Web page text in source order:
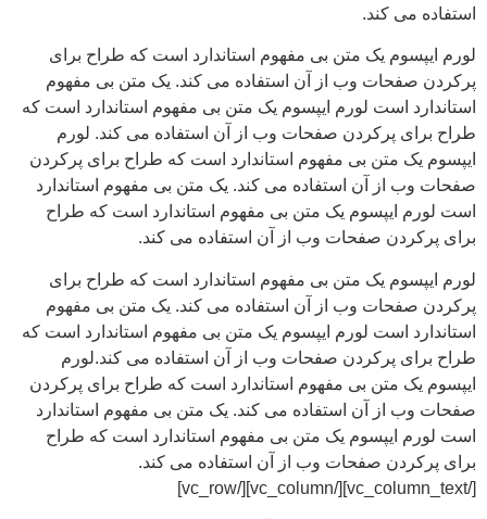
کند.
یک متن بی مفهوم استاندارد است که طراح برای
وب از آن استفاده می کند. یک متن بی مفهوم
لورم ایپسوم یک متن بی مفهوم استاندارد است که
صفحات وب از آن استفاده می کند. لورم
بی مفهوم استاندارد است که طراح برای پرکردن
آن استفاده می کند. یک متن بی مفهوم استاندارد
یک متن بی مفهوم استاندارد است که طراح
صفحات وب از آن استفاده می کند.
یک متن بی مفهوم استاندارد است که طراح برای
وب از آن استفاده می کند. یک متن بی مفهوم
لورم ایپسوم یک متن بی مفهوم استاندارد است که
صفحات وب از آن استفاده می کند.لورم
بی مفهوم استاندارد است که طراح برای پرکردن
آن استفاده می کند. یک متن بی مفهوم استاندارد
یک متن بی مفهوم استاندارد است که طراح
صفحات وب از آن استفاده می کند.